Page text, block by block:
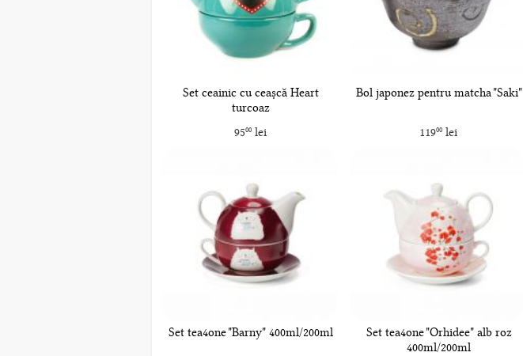
Set ceainic cu ceașcă Heart
turcoaz
9500lei
Bol japonez pentru matcha "Saki"
11900 lei
Set tea4one "Barny" 400ml/200ml
Set tea4one "Orhidee" alb roz
400ml/200ml